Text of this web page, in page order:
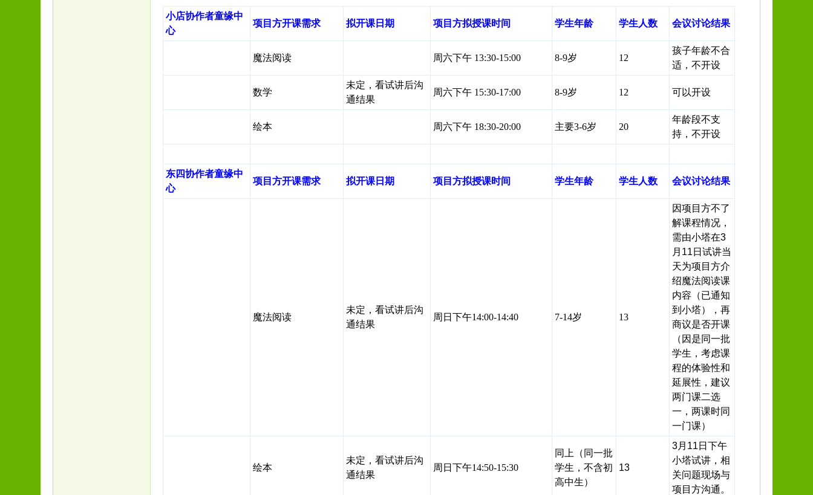
小店协作者童缘中
心
项目方开课需求 拟开课日期 项目方拟授课时间 学生年龄 学生人数 会议讨论结果
魔法阅读 周六下午 13:30-15:00 8-9岁 12
孩子年龄不合
适，不开设
数学
未定，看试讲后沟
通结果
周六下午 15:30-17:00 8-9岁 12 可以开设
绘本 周六下午 18:30-20:00 主要3-6岁 20
年龄段不支
持，不开设
东四协作者童缘中
心
项目方开课需求 拟开课日期 项目方拟授课时间 学生年龄 学生人数 会议讨论结果
魔法阅读
未定，看试讲后沟
通结果
周日下午14:00-14:40 7-14岁 13
因项目方不了
解课程情况，
需由小塔在3
月11日试讲当
天为项目方介
绍魔法阅读课
内容（已通知
到小塔），再
商议是否开课
（因是同一批
学生，考虑课
程的体验性和
延展性，建议
两门课二选
一，两课时同
一门课）
绘本
未定，看试讲后沟
通结果
周日下午14:50-15:30
同上（同一批
学生，不含初
高中生）
13
3月11日下午
小塔试讲，相
关问题现场与
项目方沟通。